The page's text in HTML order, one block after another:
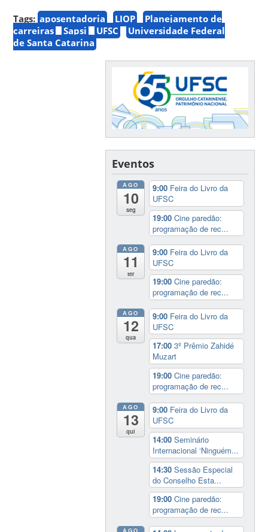
Tags: aposentadoria LIOP
Planejamento de
carreiras
Sapsi UFSC
Universidade Federal
de Santa Catarina
Eventos
AGO
10
seg
9:00 Feira do Livro da
UFSC
19:00Cine paredão:
programação de rec...
AGO
11
ter
9:00 Feira do Livro da
UFSC
19:00Cine paredão:
programação de rec...
AGO
12
qua
9:00 Feira do Livro da
UFSC
17:003º Prêmio Zahidé
Muzart
19:00Cine paredão:
programação de rec...
AGO
13
qui
9:00 Feira do Livro da
UFSC
14:00Seminário
Internacional ‘Ninguém...
14:30Sessão Especial
do Conselho Esta...
19:00Cine paredão:
programação de rec...
AGO